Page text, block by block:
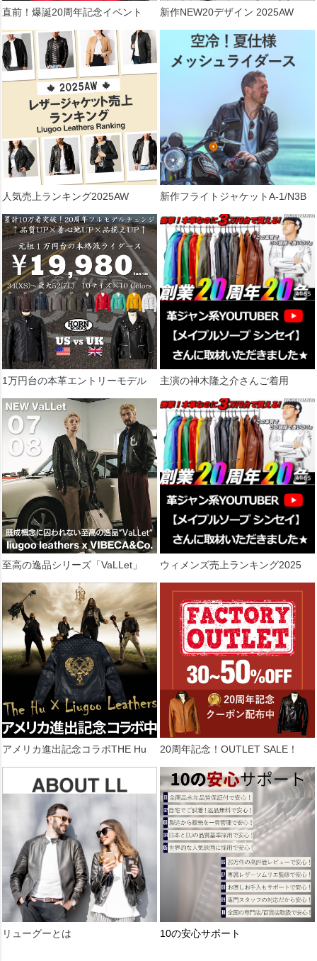
直前！爆誕20周年記念イベント 新作NEW20デザイン 2025AW
人気売上ランキング2025AW 新作フライトジャケットA-1/N3B
1万円台の本革エントリーモデル 主演の神木隆之介さんご着用
至高の逸品シリーズ「VaLLet」 ウィメンズ売上ランキング2025
アメリカ進出記念コラボTHE Hu 20周年記念！OUTLET SALE！
リューグーとは 10の安心サポート